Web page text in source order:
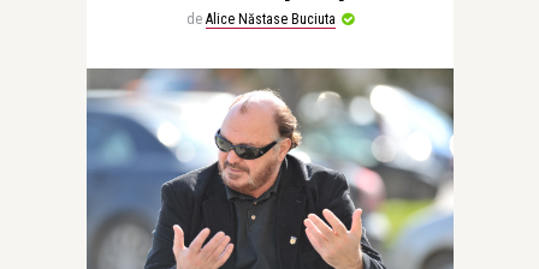
de Alice Năstase Buciuta